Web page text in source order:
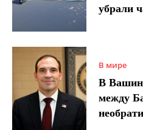
убрали
В мире
В
между